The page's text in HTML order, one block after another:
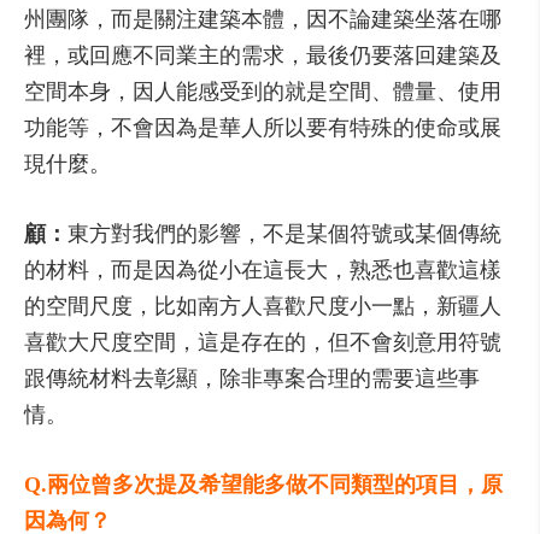
州團隊，而是關注建築本體，因不論建築坐落在哪
裡，或回應不同業主的需求，最後仍要落回建築及
空間本身，因人能感受到的就是空間、體量、使用
功能等，不會因為是華人所以要有特殊的使命或展
現什麼。
顧： 東方對我們的影響，不是某個符號或某個傳統
的材料，而是因為從小在這長大，熟悉也喜歡這樣
的空間尺度，比如南方人喜歡尺度小一點，新疆人
喜歡大尺度空間，這是存在的，但不會刻意用符號
跟傳統材料去彰顯，除非專案合理的需要這些事
情。
Q.兩位曾多次提及希望能多做不同類型的項目，原
因為何？